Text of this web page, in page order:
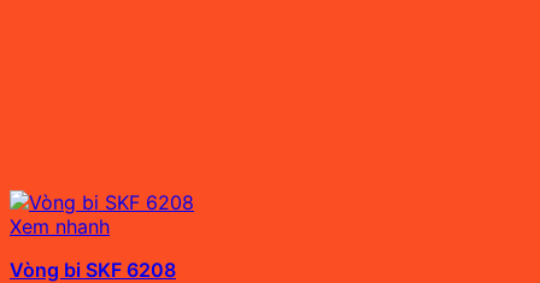
Xem nhanh
Vòng bi SKF 6208